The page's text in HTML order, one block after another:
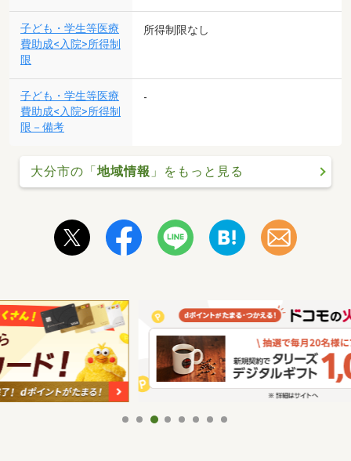
子ども・学生等医療
費助成<入院>所得制
限
所得制限なし
子ども・学生等医療
費助成<入院>所得制
限－備考
-
大分市の「 地域情報 」をもっと見る